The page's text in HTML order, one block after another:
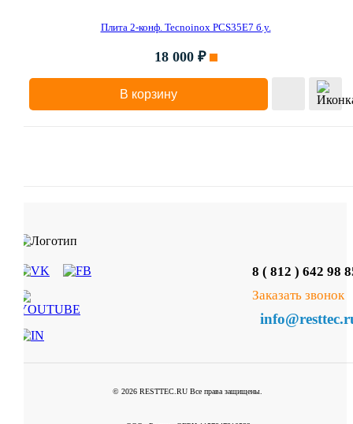
Плита 2-конф. Tecnoinox PCS35E7 б.у.
18 000 ₽
В корзину
8 ( 812 ) 642 98
Заказать звонок
© 2026 RESTTEC.RU Все права защищены.